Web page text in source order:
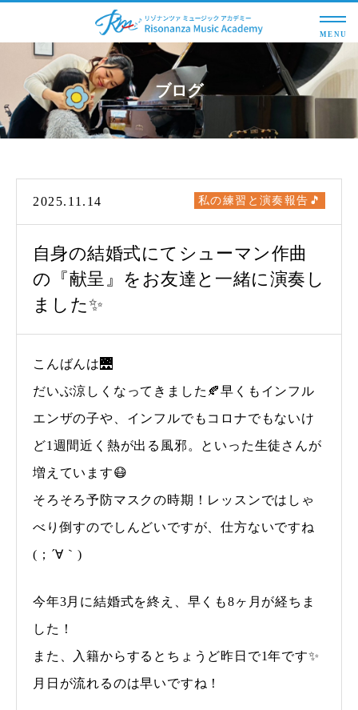
MENU
ブログ
2025.11.14 私の練習と演奏報告🎵
自身の結婚式にてシューマン作曲
の『献呈』をお友達と一緒に演奏し
ました✨
こんばんは🌉
だいぶ涼しくなってきました🍂早くもインフル
エンザの子や、インフルでもコロナでもないけ
ど1週間近く熱が出る風邪。といった生徒さんが
増えています😷
そろそろ予防マスクの時期！レッスンではしゃ
べり倒すのでしんどいですが、仕方ないですね
(；´∀｀)
今年3月に結婚式を終え、早くも8ヶ月が経ちま
した！
また、入籍からするとちょうど昨日で1年です✨
月日が流れるのは早いですね！